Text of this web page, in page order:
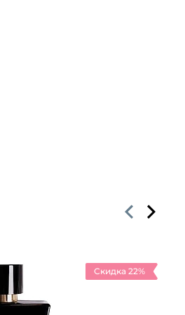
Скидка 22%